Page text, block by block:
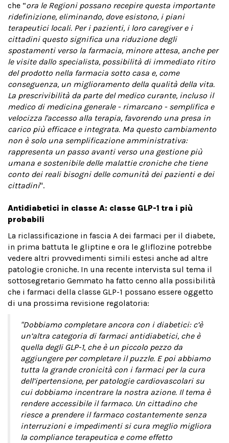
che “ora le Regioni possano recepire questa importante
ridefinizione, eliminando, dove esistono, i piani
terapeutici locali. Per i pazienti, i loro caregiver e i
cittadini questo significa una riduzione degli
spostamenti verso la farmacia, minore attesa, anche per
le visite dallo specialista, possibilità di immediato ritiro
del prodotto nella farmacia sotto casa e, come
conseguenza, un miglioramento della qualità della vita.
La prescrivibilità da parte del medico curante, incluso il
medico di medicina generale - rimarcano - semplifica e
velocizza l'accesso alla terapia, favorendo una presa in
carico più efficace e integrata. Ma questo cambiamento
non è solo una semplificazione amministrativa:
rappresenta un passo avanti verso una gestione più
umana e sostenibile delle malattie croniche che tiene
conto dei reali bisogni delle comunità dei pazienti e dei
cittadini".
Antidiabetici in classe A: classe GLP-1 tra i più
probabili
La riclassificazione in fascia A dei farmaci per il diabete,
in prima battuta le gliptine e ora le gliflozine potrebbe
vedere altri provvedimenti simili estesi anche ad altre
patologie croniche. In una recente intervista sul tema il
sottosegretario Gemmato ha fatto cenno alla possibilità
che i farmaci della classe GLP-1 possano essere oggetto
di una prossima revisione regolatoria:
"Dobbiamo completare ancora con i diabetici: c’è
un’altra categoria di farmaci antidiabetici, che è
quella degli GLP-1, che è un piccolo pezzo da
aggiungere per completare il puzzle. E poi abbiamo
tutta la grande cronicità con i farmaci per la cura
dell’ipertensione, per patologie cardiovascolari su
cui dobbiamo incentrare la nostra azione. Il tema è
rendere accessibile il farmaco. Un cittadino che
riesce a prendere il farmaco costantemente senza
interruzioni e impedimenti si cura meglio migliora
la compliance terapeutica e come effetto